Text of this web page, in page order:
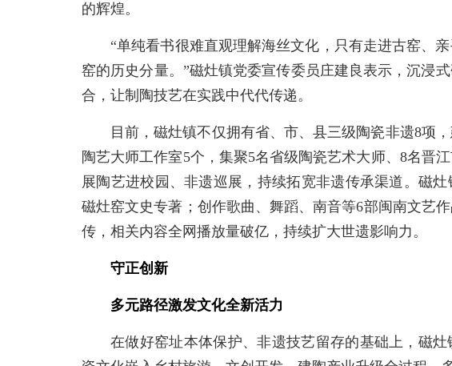
的辉煌。
“单纯看书很难直观理解海丝文化，只有走进古窑、
窑的历史分量。”磁灶镇党委宣传委员庄建良表示，沉浸
合，让制陶技艺在实践中代代传递。
目前，磁灶镇不仅拥有省、市、县三级陶瓷非遗8项
陶艺大师工作室5个，集聚5名省级陶瓷艺术大师、8名晋
展陶艺进校园、非遗巡展，持续拓宽非遗传承渠道。磁
磁灶窑文史专著；创作歌曲、舞蹈、南音等6部闽南文艺
传，相关内容全网播放量破亿，持续扩大世遗影响力。
守正创新
多元路径激发文化全新活力
在做好窑址本体保护、非遗技艺留存的基础上，磁